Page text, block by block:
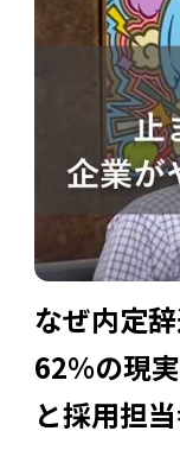
ベテラン層が
なぜ内定
62%の現
と採用担